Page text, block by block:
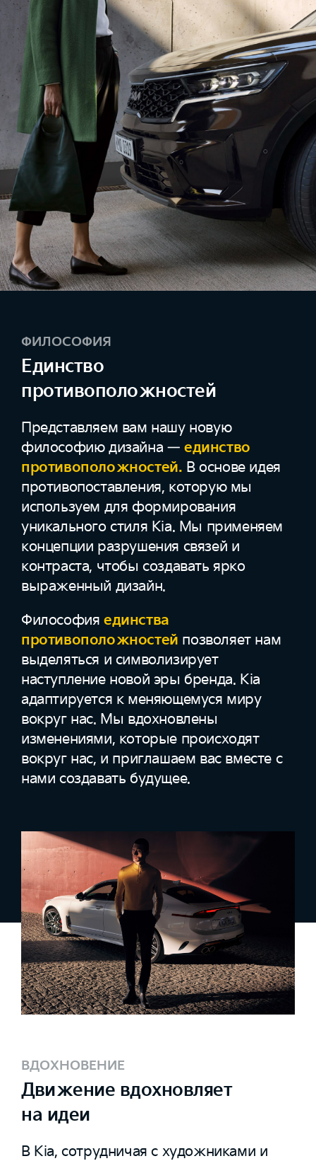
ФИЛОСОФИЯ
Единство
противоположностей
Представляем вам нашу новую
философию дизайна —единство
противоположностей. В основе идея
противопоставления, которую мы
используем для формирования
уникального стиля Kia. Мы применяем
концепции разрушения связей и
контраста, чтобы создавать ярко
выраженный дизайн.
Философия единства
противоположностей позволяет нам
выделяться и символизирует
наступление новой эры бренда. Kia
адаптируется к меняющемуся миру
вокруг нас. Мы вдохновлены
изменениями, которые происходят
вокруг нас, и приглашаем вас вместе с
нами создавать будущее.
ВДОХНОВЕНИЕ
Движение вдохновляет
на идеи
В Kia, сотрудничая с художниками и